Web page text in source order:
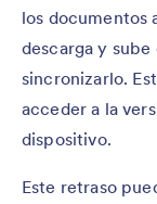
los documentos
descarga y
sincronizarlo.
acceder a la
dispositivo.
Este retraso